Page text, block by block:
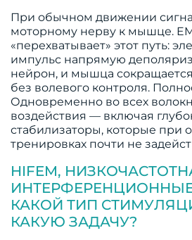
При обычном движении
моторному нерву к мышце.
«перехватывает» этот путь:
импульс напрямую
нейрон, и мышца
без волевого контроля.
Одновременно во всех
воздействия — включая
стабилизаторы, которые при
тренировках почти не
HIFEM,
КАКОЙ ТИП
КАКУЮ ЗАДАЧУ?